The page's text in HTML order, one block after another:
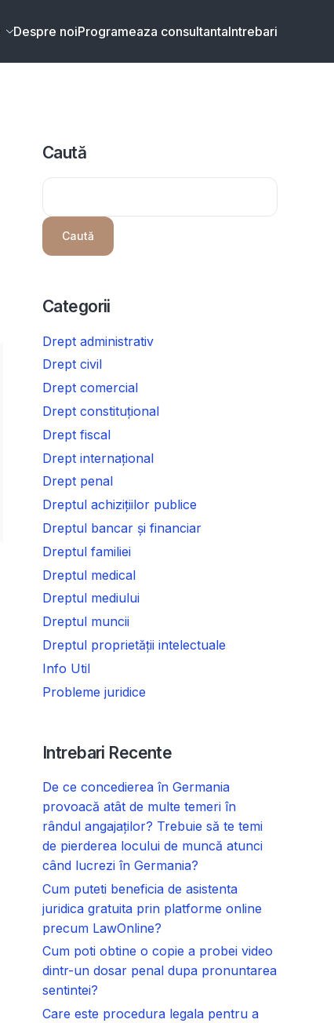
Despre noiProgrameaza consultantaIntrebari
Caută
Caută
Categorii
Drept administrativ
Drept civil
Drept comercial
Drept constituțional
Drept fiscal
Drept internațional
Drept penal
Dreptul achizițiilor publice
Dreptul bancar și financiar
Dreptul familiei
Dreptul medical
Dreptul mediului
Dreptul muncii
Dreptul proprietății intelectuale
Info Util
Probleme juridice
Intrebari Recente
De ce concedierea în Germania
provoacă atât de multe temeri în
rândul angajaților? Trebuie să te temi
de pierderea locului de muncă atunci
când lucrezi în Germania?
Cum puteti beneficia de asistenta
juridica gratuita prin platforme online
precum LawOnline?
Cum poti obtine o copie a probei video
dintr-un dosar penal dupa pronuntarea
sentintei?
Care este procedura legala pentru a